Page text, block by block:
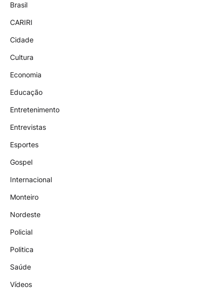
Brasil
CARIRI
Cidade
Cultura
Economia
Educação
Entretenimento
Entrevistas
Esportes
Gospel
Internacional
Monteiro
Nordeste
Policial
Politica
Saúde
Vídeos